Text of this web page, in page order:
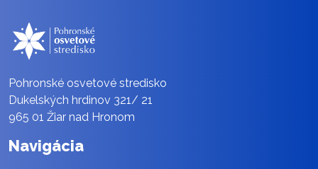
Pohronské osvetové stredisko
Dukelských hrdinov 321/ 21
965 01 Žiar nad Hronom
Navigácia